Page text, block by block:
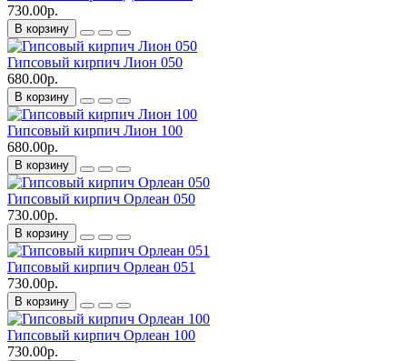
730.00р.
В корзину
Гипсовый кирпич Лион 050
680.00р.
В корзину
Гипсовый кирпич Лион 100
680.00р.
В корзину
Гипсовый кирпич Орлеан 050
730.00р.
В корзину
Гипсовый кирпич Орлеан 051
730.00р.
В корзину
Гипсовый кирпич Орлеан 100
730.00р.